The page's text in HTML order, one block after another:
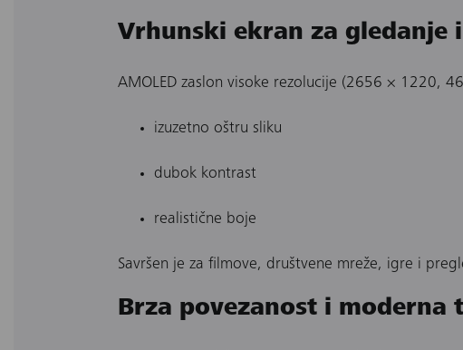
Vrhunski ekran za gledanje
AMOLED zaslon visoke rezolucije (2656 × 1220,
izuzetno oštru sliku
dubok kontrast
realistične boje
Savršen je za filmove, društvene mreže, igre i
Brza povezanost i moderna